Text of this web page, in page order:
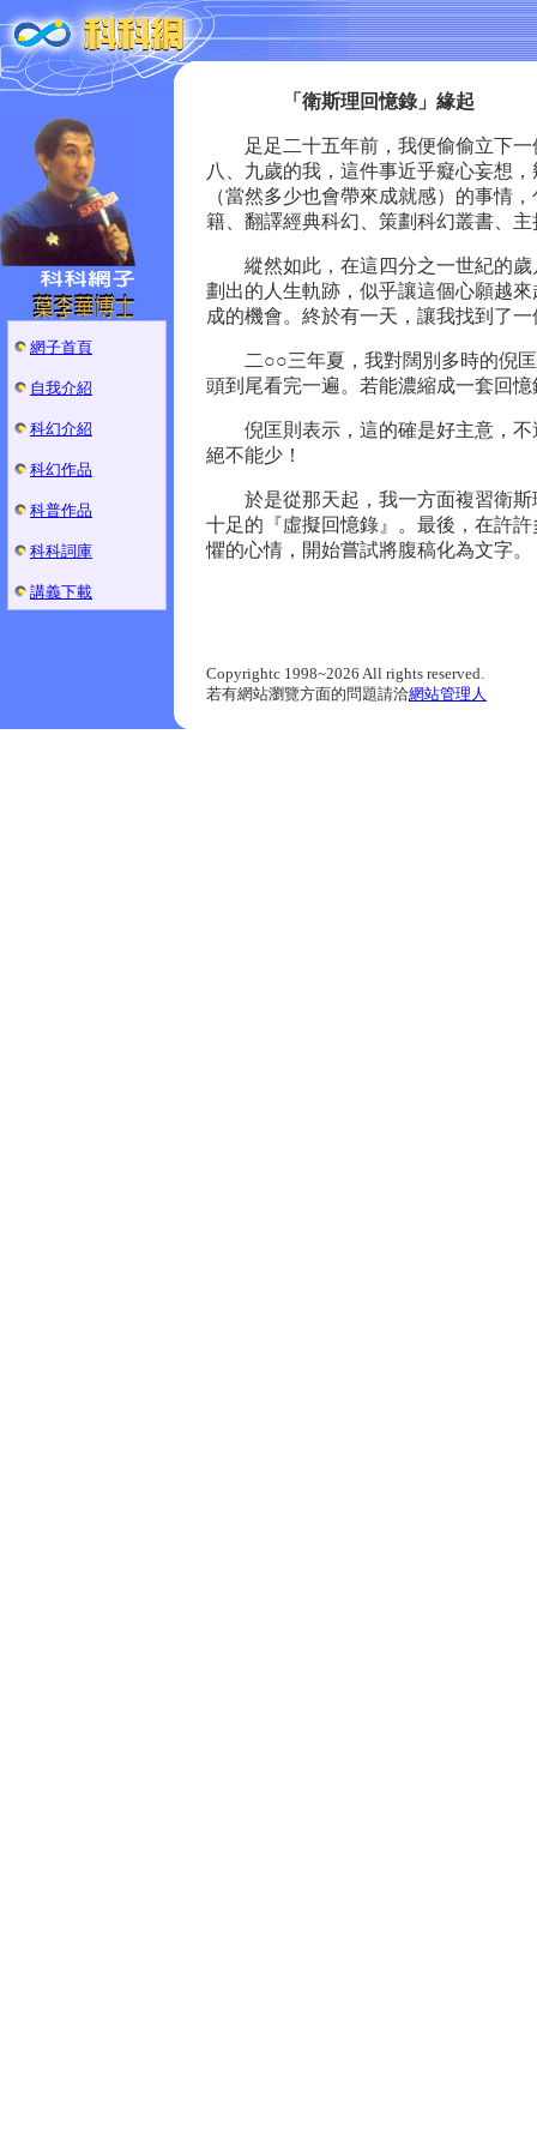
網子首頁
自我介紹
科幻介紹
科幻作品
科普作品
科科詞庫
講義下載
「衛斯理回憶錄」緣起
足足二十五年前，我便偷偷立下一
八、九歲的我，這件事近乎癡心妄想
（當然多少也會帶來成就感）的事情
籍、翻譯經典科幻、策劃科幻叢書、
縱然如此，在這四分之一世紀的歲
劃出的人生軌跡，似乎讓這個心願越
成的機會。終於有一天，讓我找到了
二○○三年夏，我對闊別多時的倪匡
頭到尾看完一遍。若能濃縮成一套回
倪匡則表示，這的確是好主意，不
絕不能少！
於是從那天起，我一方面複習衛斯
十足的『虛擬回憶錄』。最後，在許
懼的心情，開始嘗試將腹稿化為文字。
Copyrightc 1998~2026 All rights reserved.
若有網站瀏覽方面的問題請洽網站管理人